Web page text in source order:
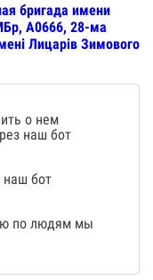
бригада имени
А0666, 28-ма
Лицарів Зимового
о нем
наш бот
наш бот
по людям мы